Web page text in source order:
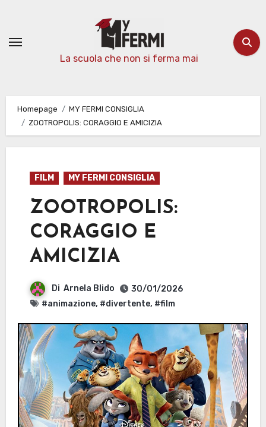
contenuto
La scuola che non si ferma mai
Homepage
MY FERMI CONSIGLIA
ZOOTROPOLIS: CORAGGIO E AMICIZIA
FILM MY FERMI CONSIGLIA
ZOOTROPOLIS:
CORAGGIO E
AMICIZIA
Di Arnela Blido
30/01/2026
#animazione, #divertente, #film